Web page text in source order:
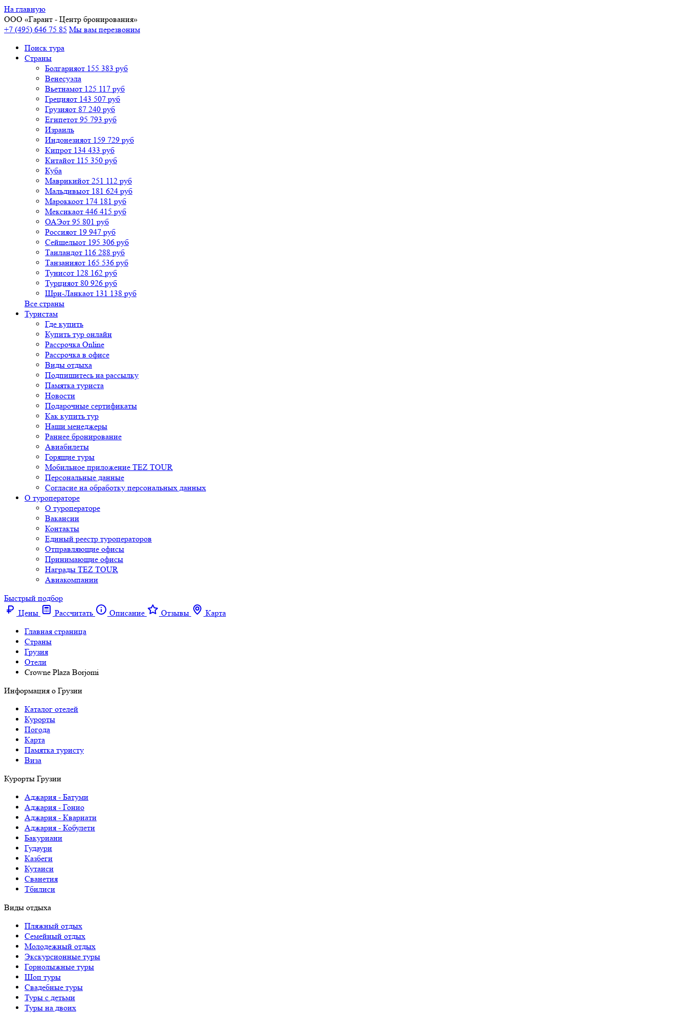
На главную
ООО «Гарант - Центр бронирования»
+7 (495) 646 75 85 Мы вам перезвоним
Поиск тура
Cтраны
Болгарияот 155 383 руб
Венесуэла
Вьетнамот 125 117 руб
Грецияот 143 507 руб
Грузияот 87 240 руб
Египетот 95 793 руб
Израиль
Индонезияот 159 729 руб
Кипрот 134 433 руб
Китайот 115 350 руб
Куба
Маврикийот 251 112 руб
Мальдивыот 181 624 руб
Мароккоот 174 181 руб
Мексикаот 446 415 руб
ОАЭот 95 801 руб
Россияот 19 947 руб
Сейшелыот 195 306 руб
Таиландот 116 288 руб
Танзанияот 165 536 руб
Тунисот 128 162 руб
Турцияот 80 926 руб
Шри-Ланкаот 131 138 руб
Все страны
Туристам
Где купить
Купить тур онлайн
Рассрочка Online
Рассрочка в офисе
Виды отдыха
Подпишитесь на рассылку
Памятка туриста
Новости
Подарочные сертификаты
Как купить тур
Наши менеджеры
Раннее бронирование
Авиабилеты
Горящие туры
Мобильное приложение TEZ TOUR
Персональные данные
Согласие на обработку персональных данных
О туроператоре
О туроператоре
Вакансии
Контакты
Единый реестр туроператоров
Отправляющие офисы
Принимающие офисы
Награды TEZ TOUR
Авиакомпании
Быстрый подбор
Цены
Рассчитать Описание Отзывы
Карта
Главная страница
Cтраны
Грузия
Отели
Crowne Plaza Borjomi
Информация о Грузии
Каталог отелей
Курорты
Погода
Карта
Памятка туристу
Виза
Курорты Грузии
Аджария - Батуми
Аджария - Гонио
Аджария - Квариати
Аджария - Кобулети
Бакуриани
Гудаури
Казбеги
Кутаиси
Сванетия
Тбилиси
Виды отдыха
Пляжный отдых
Семейный отдых
Молодежный отдых
Экскурсионные туры
Горнолыжные туры
Шоп туры
Свадебные туры
Туры с детьми
Туры на двоих